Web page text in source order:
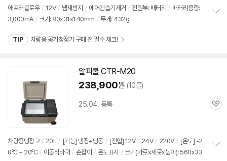
견
점
리
뷰
애프터블로우 / 12V / 냄새방지 / 에어컨습기제거 / 전원부: 배터리 / 배터리용량:
3,000mA / 크기: 80x31x140mm / 무게: 432g
TIP 차량용 공기청정기 구매 전 필수 체크!
알피쿨 CTR-M20
238,900원 (10몰)
25.04. 등록
관
차량용냉장고 / 20L / [기능] 냉장+냉동 / [전압] 12V / 24V / 220V / [온도] -2
0ºC ~ 20ºC / 이동식바퀴 / 손잡이 / 온도표시 / 크기(가로x세로x높이): 560x33